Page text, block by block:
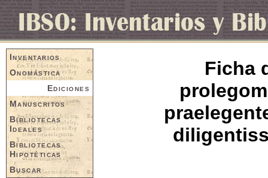
Inventarios
Onomástica
Ediciones
Manuscritos
Bibliotecas
Ideales
Bibliotecas
Hipotéticas
Buscar
Ficha